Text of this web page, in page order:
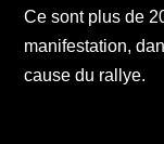
Ce sont plus de
manifestation,
cause du rallye.